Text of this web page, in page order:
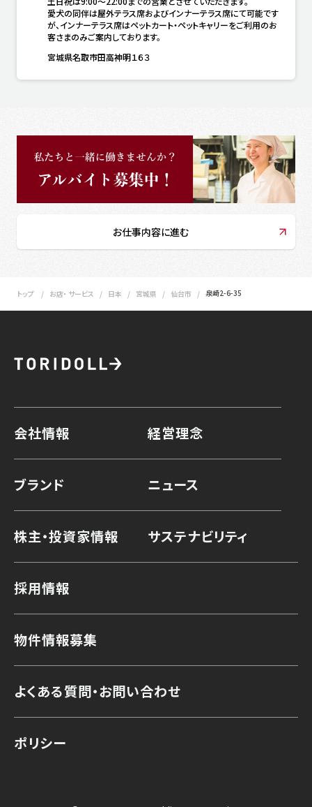
愛犬の同伴は屋外テラス席およびインナーテラス席にて可能です
が、インナーテラス席はペットカート・ペットキャリーをご利用のお
客さまのみご案内しております。
宮城県名取市田高神明１６３
お仕事内容に進む
トップ お店・ サービス 日本 宮城県 仙台市 泉崎2-6-35
会社情報 経営理念
ブランド ニュース
株主・投資家情報 サステナビリティ
採用情報
物件情報募集
よくある質問・お問い合わせ
ポリシー